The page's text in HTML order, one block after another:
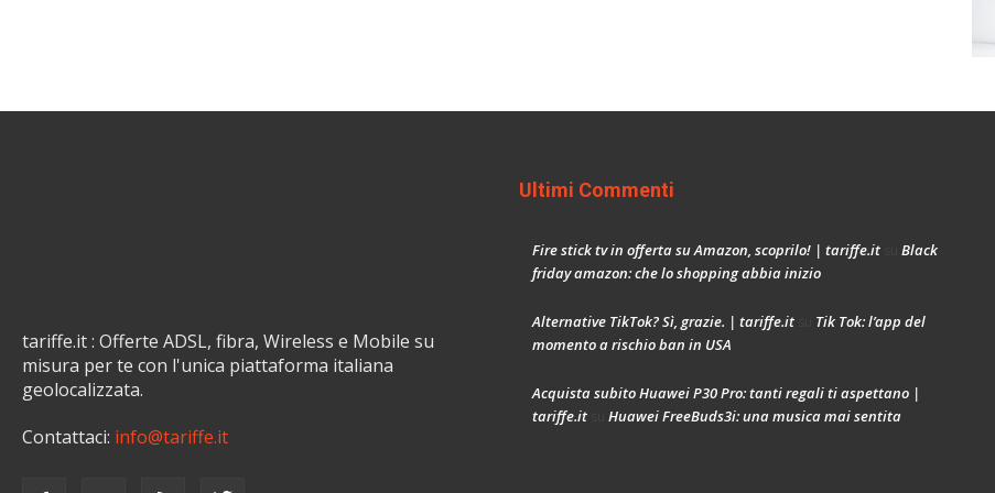
tariffe.it : Offerte ADSL, fibra, Wireless e Mobile su
misura per te con l'unica piattaforma italiana
geolocalizzata.
Contattaci: info@tariffe.it
Ultimi Commenti
Fire stick tv in offerta su Amazon, scoprilo! | tariffe.itsu Black
friday amazon: che lo shopping abbia inizio
Alternative TikTok? Sì, grazie. | tariffe.itsu Tik Tok: l’app del
momento a rischio ban in USA
Acquista subito Huawei P30 Pro: tanti regali ti aspettano |
tariffe.itsu Huawei FreeBuds3i: una musica mai sentita